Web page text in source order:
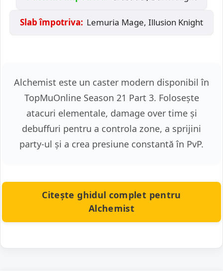
Slab împotriva: Lemuria Mage, Illusion Knight
Alchemist este un caster modern disponibil în
TopMuOnline Season 21 Part 3. Folosește
atacuri elementale, damage over time și
debuffuri pentru a controla zone, a sprijini
party-ul și a crea presiune constantă în PvP.
Citește ghidul complet pentru
Alchemist